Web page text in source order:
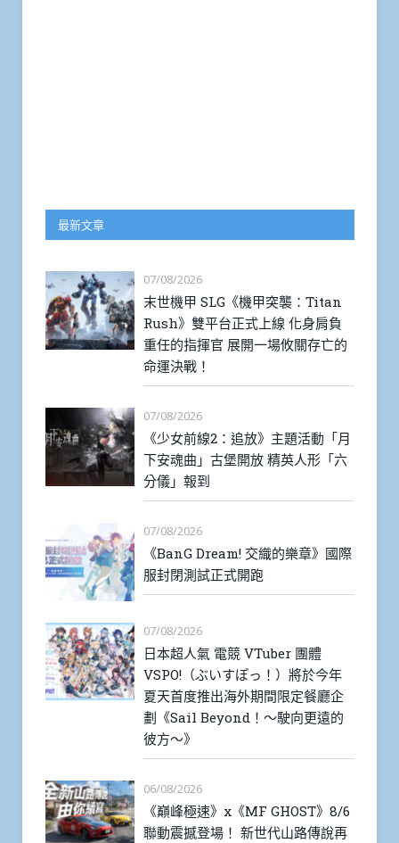
最新文章
07/08/2026
末世機甲 SLG《機甲突襲：Titan
Rush》雙平台正式上線 化身肩負
重任的指揮官 展開一場攸關存亡的
命運決戰！
07/08/2026
《少女前線2：追放》主題活動「月
下安魂曲」古堡開放 精英人形「六
分儀」報到
07/08/2026
《BanG Dream! 交織的樂章》國際
服封閉測試正式開跑
07/08/2026
日本超人氣 電競 VTuber 團體
VSPO!（ぶいすぽっ！）將於今年
夏天首度推出海外期間限定餐廳企
劃《Sail Beyond！～駛向更遠的
彼方～》
06/08/2026
《巔峰極速》x《MF GHOST》8/6
聯動震撼登場！ 新世代山路傳說再